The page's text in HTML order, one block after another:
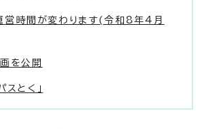
営時間が変わります(令和8年4月
を公開
とく」